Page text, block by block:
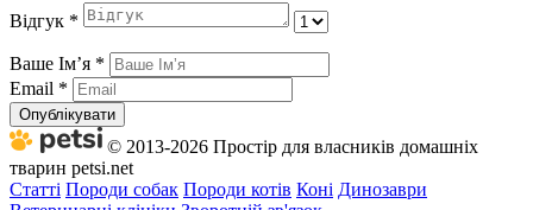
Відгук *
Ваше Імʼя *
Email *
Опублікувати
© 2013-2026 Простір для власників домашніх
тварин petsi.net
Статті Породи собак Породи котів Коні Динозаври